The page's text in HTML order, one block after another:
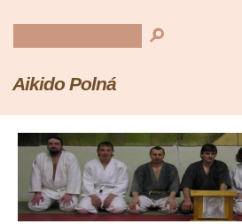
Aikido Polná